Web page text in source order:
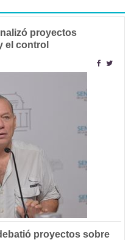
proyectos
el control
proyectos sobre